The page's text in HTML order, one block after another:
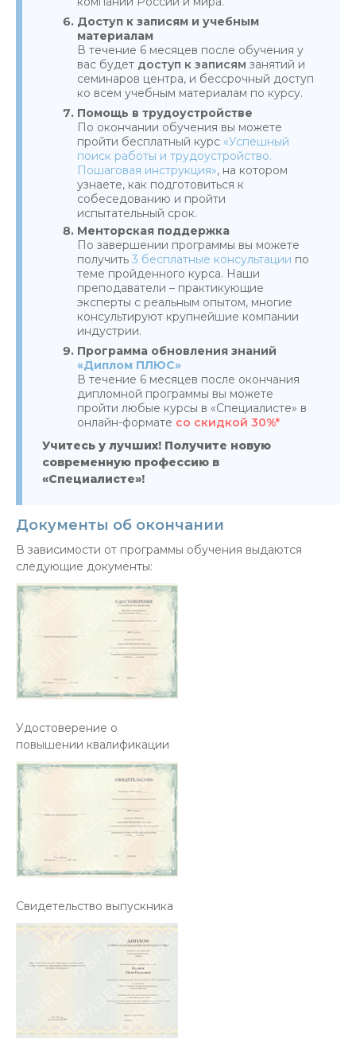
Доступ к записям и учебным
материалам
В течение 6 месяцев после обучения у
вас будет доступ к записям занятий и
семинаров центра, и бессрочный доступ
ко всем учебным материалам по курсу.
Помощь в трудоустройстве
По окончании обучения вы можете
пройти бесплатный курс «Успешный
поиск работы и трудоустройство.
Пошаговая инструкция», на котором
узнаете, как подготовиться к
собеседованию и пройти
испытательный срок.
Менторская поддержка
По завершении программы вы можете
получить 3 бесплатные консультации по
теме пройденного курса. Наши
преподаватели – практикующие
эксперты с реальным опытом, многие
консультируют крупнейшие компании
индустрии.
Программа обновления знаний
«Диплом ПЛЮС»
В течение 6 месяцев после окончания
дипломной программы вы можете
пройти любые курсы в «Специалисте» в
онлайн-формате со скидкой 30%*
Учитесь у лучших! Получите новую
современную профессию в
«Специалисте»!
Документы об окончании
В зависимости от программы обучения выдаются
следующие документы:
Удостоверение о
повышении квалификации
Свидетельство выпускника